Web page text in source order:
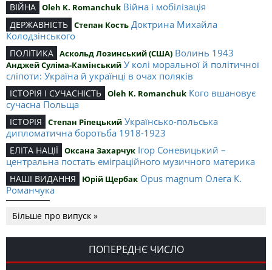
ВІЙНА Oleh K. Romanchuk Війна і мобілізація
ДЕРЖАВНІСТЬ Степан Кость Доктрина Михайла
Колодзінського
ПОЛІТИКА Аскольд Лозинський (США) Волинь 1943
Анджей Суліма-Камінський У колі моральної й політичної
сліпоти: Україна й українці в очах поляків
ІСТОРІЯ І СУЧАСНІСТЬ Oleh K. Romanchuk Кого вшановує
сучасна Польща
ІСТОРІЯ Степан Ріпецький Українсько-польська
дипломатична боротьба 1918-1923
ЕЛІТА НАЦІЇ Оксана Захарчук Ігор Соневицький –
центральна постать еміграційного музичного материка
НАШІ ВИДАННЯ Юрій Щербак Opus magnum Олега К.
Романчука
Романчука
Editorial Oleh K. Romanchuk Журавель і синиця як
уособлення української політстратегії й тактики
Більше про випуск »
ПОПЕРЕДНЄ ЧИСЛО